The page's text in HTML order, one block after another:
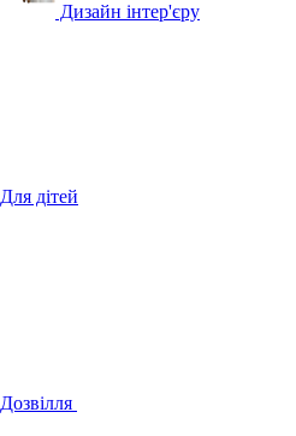
Дизайн інтер'єру
Для дітей
Дозвілля